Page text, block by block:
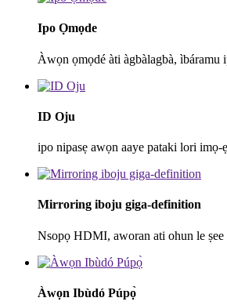
Ipo Ọmọde
Àwọn ọmọdé àti àgbàlagbà, ìbáramu
ID Oju
ipo nipasẹ awọn aaye pataki lori imọ-
Mirroring iboju giga-definition
Nsopọ HDMI, aworan ati ohun le ṣee
Àwọn Ibùdó Púpọ̀